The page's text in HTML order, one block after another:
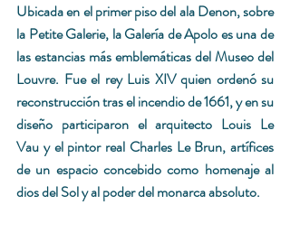
Ubicada en el primer piso del ala Denon, sobre
la Petite Galerie, la Galería de Apolo es una de
las estancias más emblemáticas del Museo del
Louvre. Fue el rey Luis XIV quien ordenó su
reconstrucción tras el incendio de 1661, y en su
diseño participaron el arquitecto Louis Le
Vau y el pintor real Charles Le Brun, artífices
de un espacio concebido como homenaje al
dios del Sol y al poder del monarca absoluto.